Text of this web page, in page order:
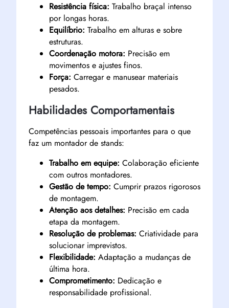
Resistência física: Trabalho braçal intenso
por longas horas.
Equilíbrio: Trabalho em alturas e sobre
estruturas.
Coordenação motora: Precisão em
movimentos e ajustes finos.
Força: Carregar e manusear materiais
pesados.
Habilidades Comportamentais
Competências pessoais importantes para o que
faz um montador de stands:
Trabalho em equipe: Colaboração eficiente
com outros montadores.
Gestão de tempo: Cumprir prazos rigorosos
de montagem.
Atenção aos detalhes: Precisão em cada
etapa da montagem.
Resolução de problemas: Criatividade para
solucionar imprevistos.
Flexibilidade: Adaptação a mudanças de
última hora.
Comprometimento: Dedicação e
responsabilidade profissional.